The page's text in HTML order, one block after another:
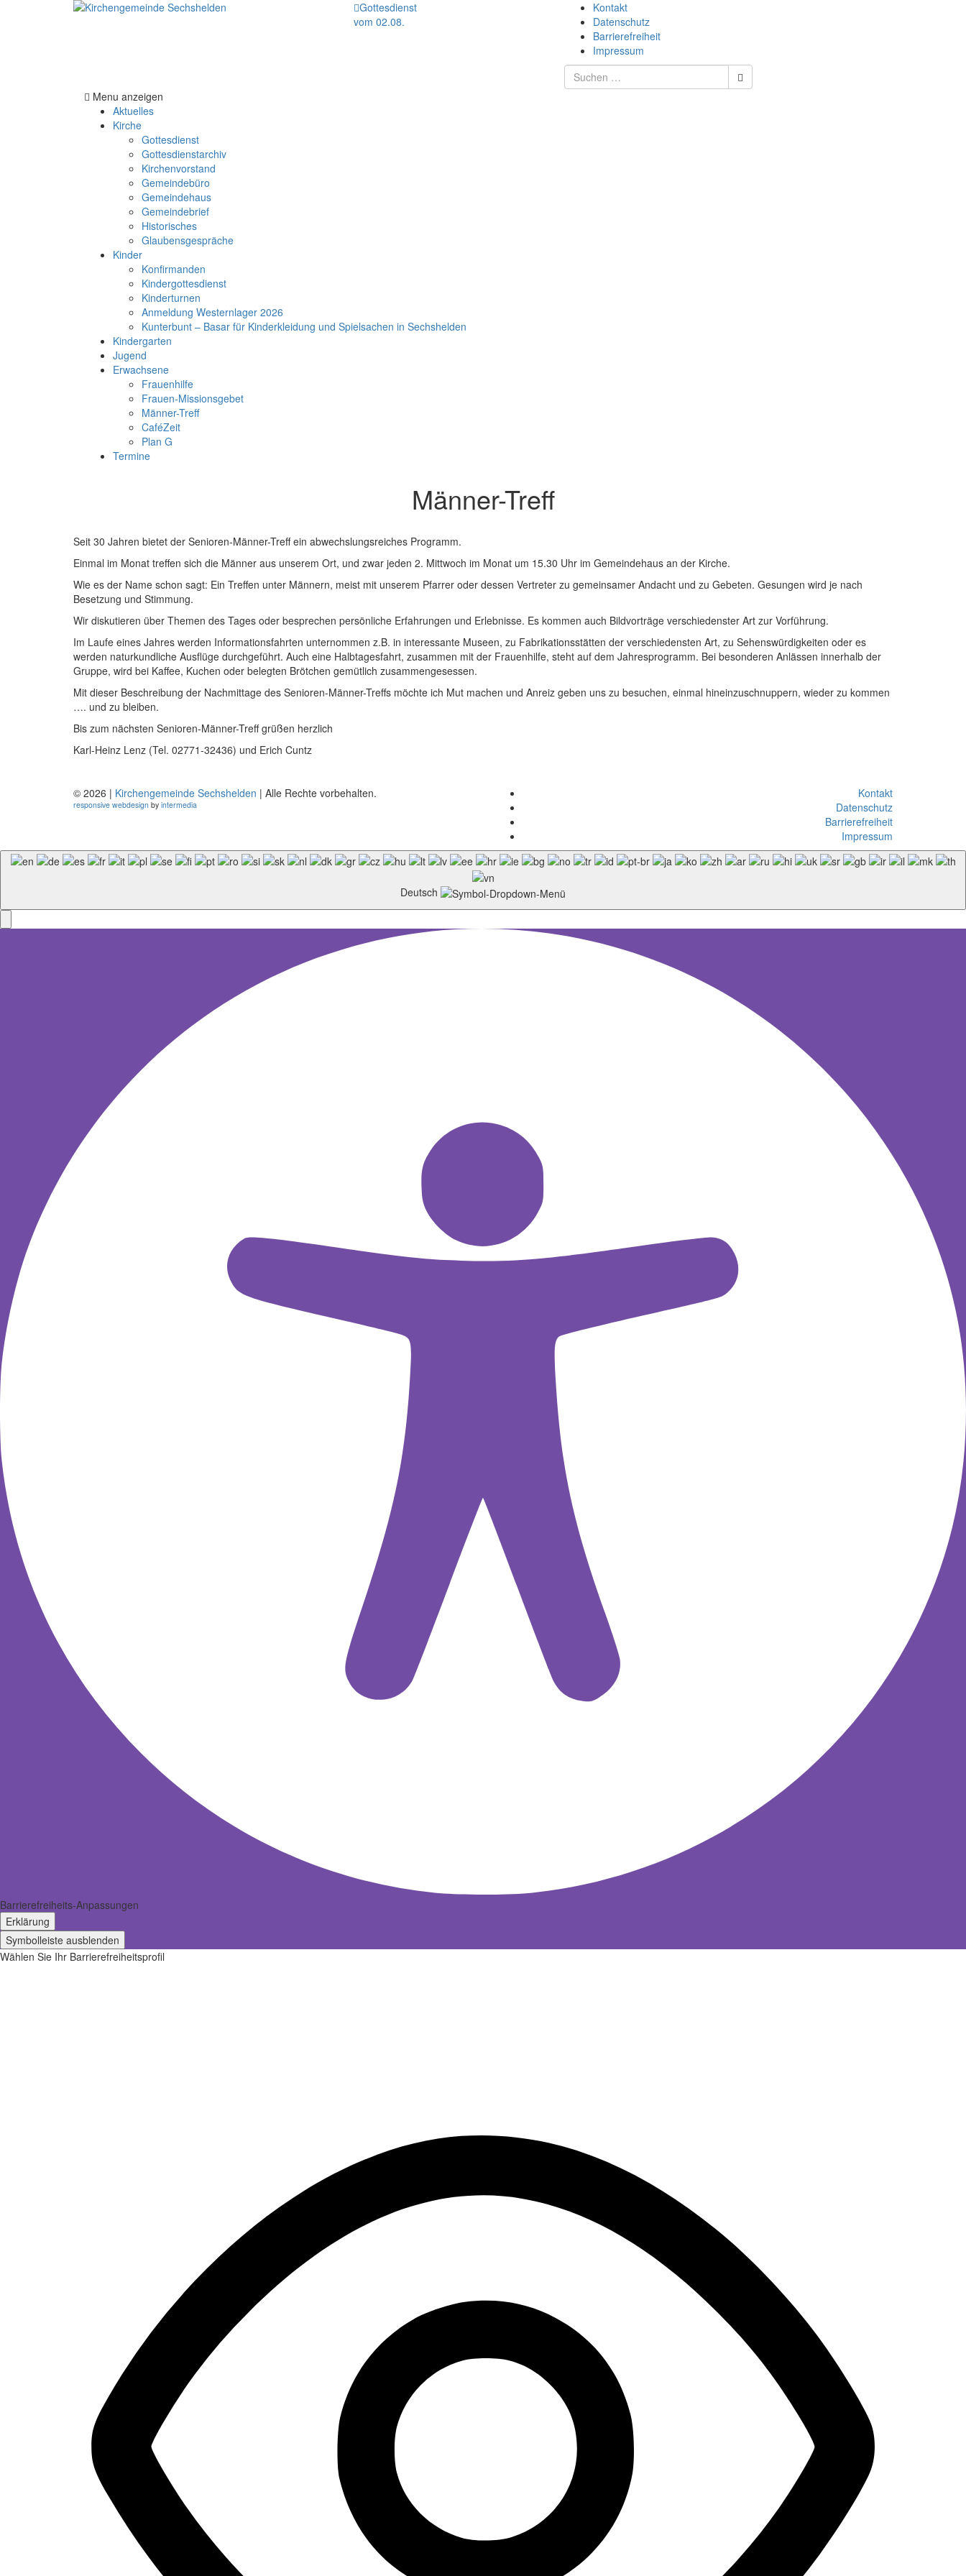
Gottesdienst
vom 02.08.
Kontakt
Datenschutz
Barrierefreiheit
Impressum
Menu anzeigen
Aktuelles
Kirche
Gottesdienst
Gottesdienstarchiv
Kirchenvorstand
Gemeindebüro
Gemeindehaus
Gemeindebrief
Historisches
Glaubensgespräche
Kinder
Konfirmanden
Kindergottesdienst
Kinderturnen
Anmeldung Westernlager 2026
Kunterbunt – Basar für Kinderkleidung und Spielsachen in Sechshelden
Kindergarten
Jugend
Erwachsene
Frauenhilfe
Frauen-Missionsgebet
Männer-Treff
CaféZeit
Plan G
Termine
Männer-Treff
Seit 30 Jahren bietet der Senioren-Männer-Treff ein abwechslungsreiches Programm.
Einmal im Monat treffen sich die Männer aus unserem Ort, und zwar jeden 2. Mittwoch im Monat um 15.30 Uhr im Gemeindehaus an der Kirche.
Wie es der Name schon sagt: Ein Treffen unter Männern, meist mit unserem Pfarrer oder dessen Vertreter zu gemeinsamer Andacht und zu Gebeten. Gesungen wird je nach
Besetzung und Stimmung.
Wir diskutieren über Themen des Tages oder besprechen persönliche Erfahrungen und Erlebnisse. Es kommen auch Bildvorträge verschiedenster Art zur Vorführung.
Im Laufe eines Jahres werden Informationsfahrten unternommen z.B. in interessante Museen, zu Fabrikationsstätten der verschiedensten Art, zu Sehenswürdigkeiten oder es
werden naturkundliche Ausflüge durchgeführt. Auch eine Halbtagesfahrt, zusammen mit der Frauenhilfe, steht auf dem Jahresprogramm. Bei besonderen Anlässen innerhalb der
Gruppe, wird bei Kaffee, Kuchen oder belegten Brötchen gemütlich zusammengesessen.
Mit dieser Beschreibung der Nachmittage des Senioren-Männer-Treffs möchte ich Mut machen und Anreiz geben uns zu besuchen, einmal hineinzuschnuppern, wieder zu kommen
…. und zu bleiben.
Bis zum nächsten Senioren-Männer-Treff grüßen herzlich
Karl-Heinz Lenz (Tel. 02771-32436) und Erich Cuntz
© 2026 | Kirchengemeinde Sechshelden | Alle Rechte vorbehalten.
responsive webdesign by intermedia
Kontakt
Datenschutz
Barrierefreiheit
Impressum
Deutsch
Barrierefreiheits-Anpassungen
Erklärung
Symbolleiste ausblenden
Wählen Sie Ihr Barrierefreiheitsprofil